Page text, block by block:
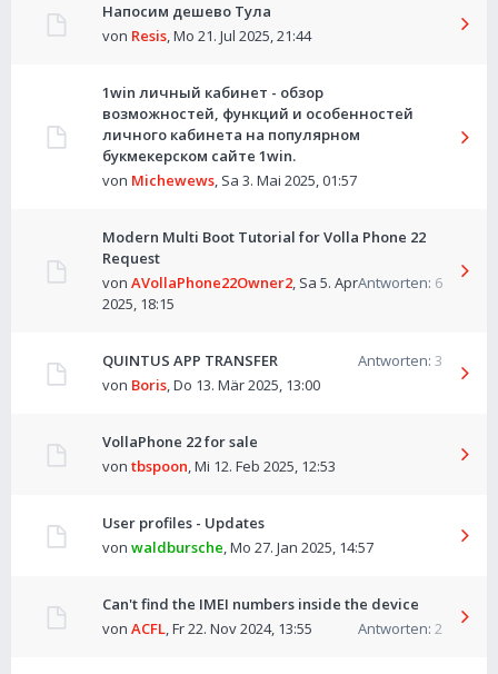
Напосим дешево Тула
von Resis,Mo 21. Jul 2025, 21:44
1win личный кабинет - обзор
возможностей, функций и особенностей
личного кабинета на популярном
букмекерском сайте 1win.
von Michewews, Sa 3. Mai 2025, 01:57
Modern Multi Boot Tutorial for Volla Phone 22
Request
Antworten: 6
von AVollaPhone22Owner2, Sa 5. Apr
2025, 18:15
QUINTUS APP TRANSFER Antworten: 3
von Boris,Do 13. Mär 2025, 13:00
VollaPhone 22 for sale
von tbspoon,Mi 12. Feb 2025, 12:53
User profiles - Updates
von waldbursche,Mo 27. Jan 2025, 14:57
Can't find the IMEI numbers inside the device
Antworten: 2
von ACFL,Fr 22. Nov 2024, 13:55